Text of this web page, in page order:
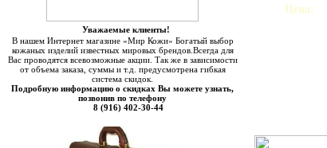
Уважаемые клиенты!
В нашем Интернет магазине «Мир Кожи» Богатый выбор
кожаных изделий известных мировых брендов.Всегда для
Вас проводятся всевозможные акции. Так же в зависимости
от объема заказа, суммы и т.д. предусмотрена гибкая
система скидок.
Подробную информацию о скидках Вы можете узнать,
позвонив по телефону
8 (916) 402-30-44
Цена: